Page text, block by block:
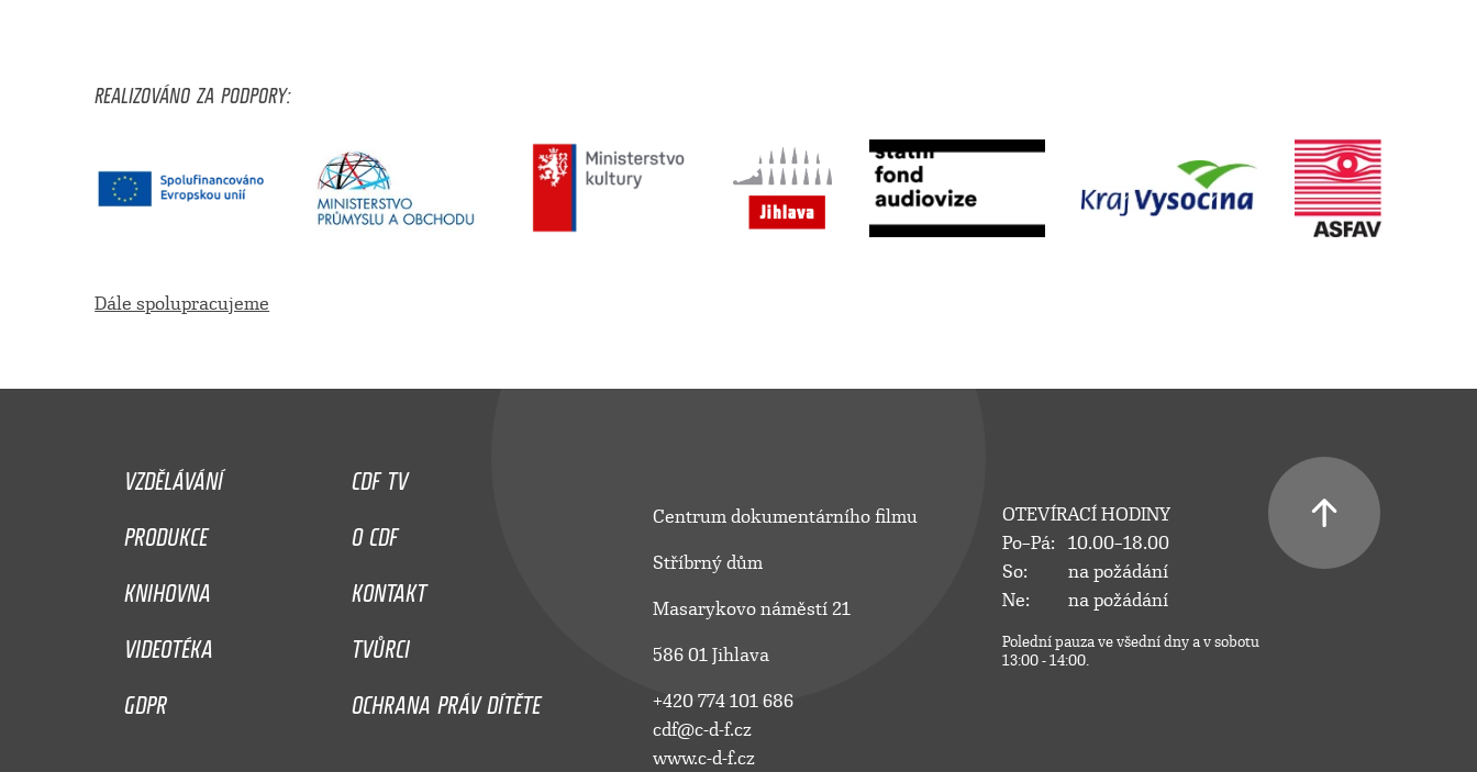
REALIZOVÁNO ZA PODPORY:
Dále spolupracujeme
VZDĚLÁVÁNÍ
CDF TV
PRODUKCE
O CDF
KNIHOVNA
KONTAKT
VIDEOTÉKA
TVŮRCI
GDPR
OCHRANA PRÁV DÍTĚTE
Centrum dokumentárního filmu
Stříbrný dům
Masarykovo náměstí 21
586 01 Jihlava
+420 774 101 686
cdf@c-d-f.cz
www.c-d-f.cz
OTEVÍRACÍ HODINY
Po–Pá:
10.00–18.00
So:
na požádání
Ne:
na požádání
Polední pauza ve všední dny a v sobotu
13:00 - 14:00.